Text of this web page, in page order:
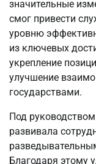
значительные
смог привести
уровню
из ключевых
укрепление
улучшение
государствами.
Под
развивала
Благодаря этому